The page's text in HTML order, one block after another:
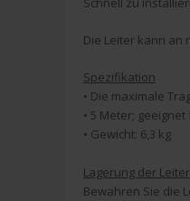
Die Leiter kann an
Spezifikation
• Die maximale
• 5 Meter;
• Gewicht: 6,3 kg
Lagerung der Leiter
Bewahren Sie die